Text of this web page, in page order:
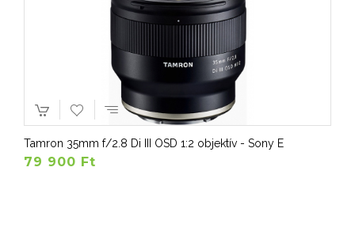
Tamron 35mm f/2.8 Di III OSD 1:2 objektív - Sony E
79 900 Ft